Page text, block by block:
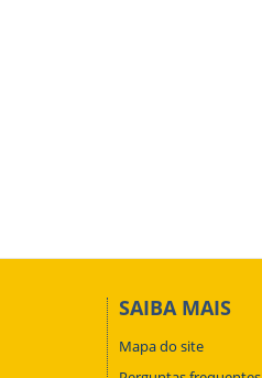
SAIBA MAIS
Mapa do site